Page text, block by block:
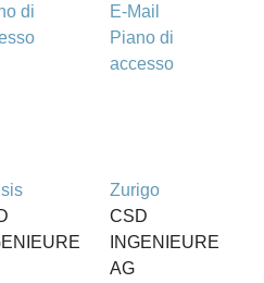
di
E-Mail
Piano di
accesso
Zurigo
CSD
INGENIEURE
AG